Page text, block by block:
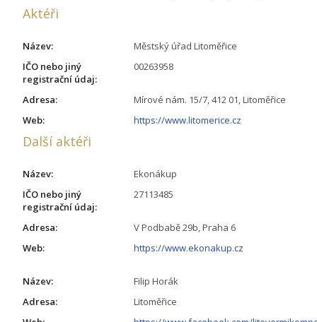
Aktéři
Název:
Městský úřad Litoměřice
IČO nebo jiný
registrační údaj:
00263958
Adresa:
Mírové nám. 15/7, 412 01, Litoměřice
Web:
https://www.litomerice.cz
Další aktéři
Název:
Ekonákup
IČO nebo jiný
registrační údaj:
27113485
Adresa:
V Podbabě 29b, Praha 6
Web:
https://www.ekonakup.cz
Název:
Filip Horák
Adresa:
Litoměřice